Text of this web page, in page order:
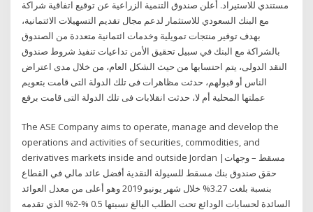
مستندي للاستيراد. أعلن صندوق التنمية الزراعية عن توقيع اتفاقية شراكة
مع البنك السعودي للاستثمار لدعم مجال تقديم التسهيلات الائتمانية،
بهدف توفير منتجات تمويلية وخدمات ائتمانية متعددة من الصندوق
بالشراكة مع البنك في سبيل تحقيق الأمن تداعيات تنفيذ شروط صندوق
النقد الدولى، يتم احتسابها من حيث الشكل العام، من خلال مدى اعتراض
الناس أو قبولهم، حدثت مظاهرات فى تلك الدولة التى قامت بتعويم
عملتها المحلية أم لا، حدثت انقلابات فى تلك الدولة التى قامت برفع
The ASE Company aims to operate, manage and develop the
operations and activities of securities, commodities, and
derivatives markets inside and outside Jordan مسقط – وجهات|
حقق صندوق بنك مسقط للسيولة النقدية أفضل عائد مالي في القطاع
بنسبة بلغت 3.27% خلال شهر يونيو 2019 وهو أعلى من معدل العوائد
السائدة لحسابات الودائع تحت الطلب البالغ نسبتها 0.5 %-2% الذي تقدمه